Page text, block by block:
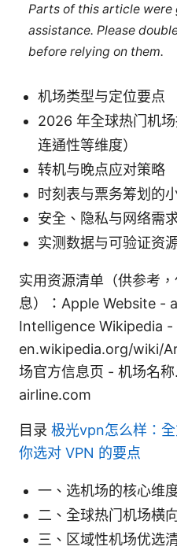
Parts of this article were
assistance. Please
before relying on them.
机场类型与定位要点
2026 年全球热门机
连通性等维度）
转机与晚点应对策略
时刻表与票务筹划的
安全、隐私与网络需
实测数据与可验证资
实用资源清单（供参考
息）：Apple Website -
Intelligence Wikipedia -
en.wikipedia.org/wiki/
场官方信息页 - 机场名
airline.com
目录 极光vpn怎么样：
你选对 VPN 的要点
一、选机场的核心维
二、全球热门机场横
三、区域性机场优选